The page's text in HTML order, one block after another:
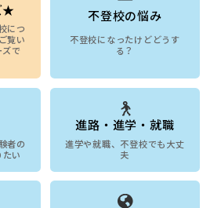
り
★
につ
覧い
で
不登校の悩み
不登校になったけどどうす
る？
者の
い
進路・進学・就職
進学や就職、不登校でも大丈
夫